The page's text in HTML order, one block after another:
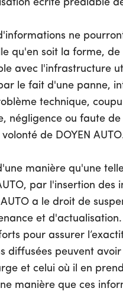
écrite préalable
ne
qu'en soit la forme,
avec l'infrastructure
le fait d'une panne,
technique,
négligence ou faute
de DOYEN
manière qu'une
par l'insertion des
a le droit de
et d'actualisation.
pour assurer
diffusées peuvent
et celui où il en
manière que ces